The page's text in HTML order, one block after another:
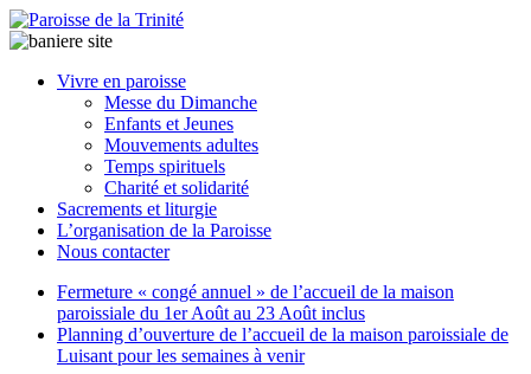
Vivre en paroisse
Messe du Dimanche
Enfants et Jeunes
Mouvements adultes
Temps spirituels
Charité et solidarité
Sacrements et liturgie
L’organisation de la Paroisse
Nous contacter
Fermeture « congé annuel » de l’accueil de la maison
paroissiale du 1er Août au 23 Août inclus
Planning d’ouverture de l’accueil de la maison paroissiale de
Luisant pour les semaines à venir